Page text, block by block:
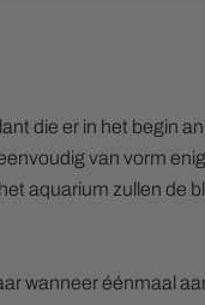
die er in het begin
van vorm
aquarium zullen de
wanneer éénmaal